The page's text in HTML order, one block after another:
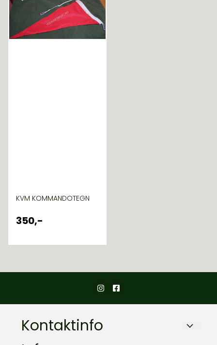
KVM KOMMANDOTEGN
350,-
Kontaktinfo